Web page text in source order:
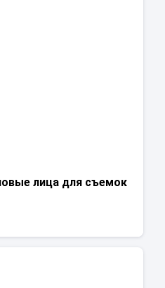
лица для съемок